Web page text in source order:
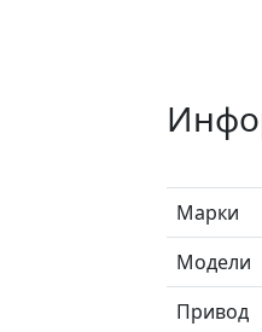
Марки
Модели
Привод